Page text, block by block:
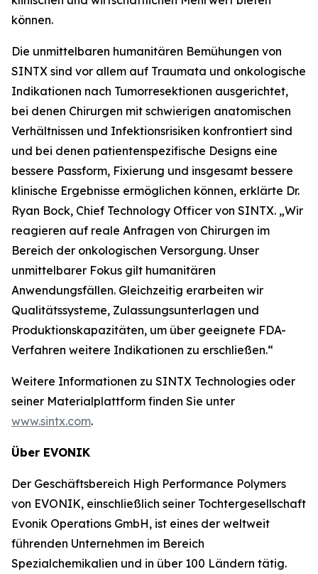
können.
Die unmittelbaren humanitären Bemühungen von
SINTX sind vor allem auf Traumata und onkologische
Indikationen nach Tumorresektionen ausgerichtet,
bei denen Chirurgen mit schwierigen anatomischen
Verhältnissen und Infektionsrisiken konfrontiert sind
und bei denen patientenspezifische Designs eine
bessere Passform, Fixierung und insgesamt bessere
klinische Ergebnisse ermöglichen können, erklärte Dr.
Ryan Bock, Chief Technology Officer von SINTX. „Wir
reagieren auf reale Anfragen von Chirurgen im
Bereich der onkologischen Versorgung. Unser
unmittelbarer Fokus gilt humanitären
Anwendungsfällen. Gleichzeitig erarbeiten wir
Qualitätssysteme, Zulassungsunterlagen und
Produktionskapazitäten, um über geeignete FDA-
Verfahren weitere Indikationen zu erschließen.“
Weitere Informationen zu SINTX Technologies oder
seiner Materialplattform finden Sie unter
www.sintx.com.
Über EVONIK
Der Geschäftsbereich High Performance Polymers
von EVONIK, einschließlich seiner Tochtergesellschaft
Evonik Operations GmbH, ist eines der weltweit
führenden Unternehmen im Bereich
Spezialchemikalien und in über 100 Ländern tätig.